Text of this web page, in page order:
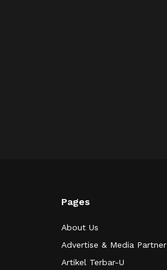
Pages
About Us
Advertise & Media Partner
Artikel Terbar-U